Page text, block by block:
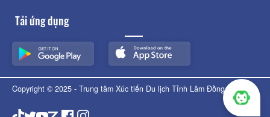
Tải ứng dụng
Copyright © 2025 - Trung tâm Xúc tiến Du lịch Tỉnh Lâm Đồng